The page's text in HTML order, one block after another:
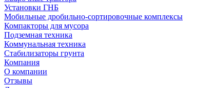
Установки ГНБ
Мобильные дробильно-сортировочные комплексы
Компакторы для мусора
Подземная техника
Коммунальная техника
Стабилизаторы грунта
Компания
О компании
Отзывы